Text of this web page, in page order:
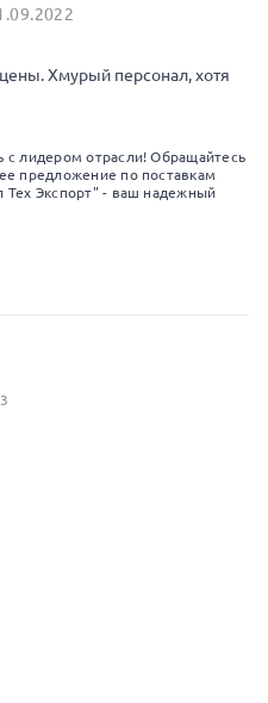
Хмурый персонал, хотя
с лидером отрасли! Обращайтесь
предложение по поставкам
Тех Экспорт" - ваш надежный